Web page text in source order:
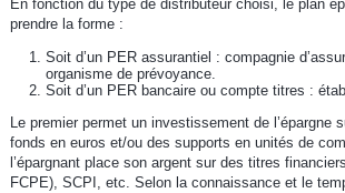
En fonction du type de distributeur choisi, le plan
prendre la forme :
Soit d’un PER assurantiel : compagnie
organisme de prévoyance.
Soit d’un PER bancaire ou compte titres :
Le premier permet un investissement de l’épargne
fonds en euros et/ou des supports en unités de
l’épargnant place son argent sur des titres
FCPE), SCPI, etc. Selon la connaissance et le